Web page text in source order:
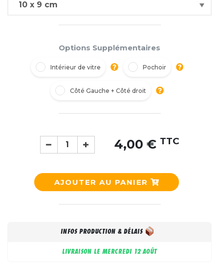
Options Supplémentaires
Intérieur de vitre Pochoir
Côté Gauche + Côté droit
4,00 € TTC
AJOUTER AU PANIER
INFOS PRODUCTION & DÉLAIS
LIVRAISON LE MERCREDI 12 AOÛT